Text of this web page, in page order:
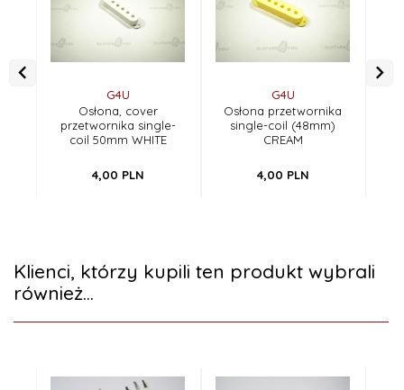
G4U
Osłona, cover
przetwornika single-
coil 50mm WHITE
4,00 PLN
G4U
Osłona przetwornika
single-coil (48mm)
CREAM
4,00 PLN
Klienci, którzy kupili ten produkt wybrali
również...